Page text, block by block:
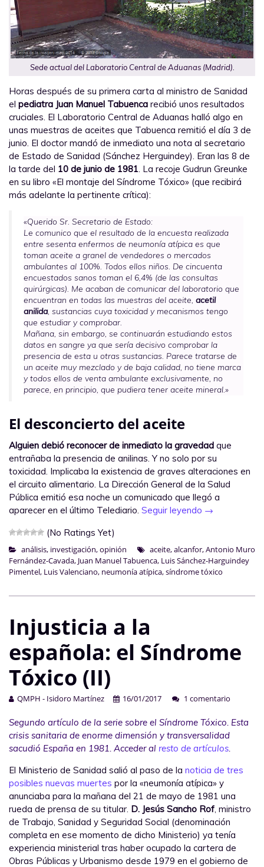
Sede actual del Laboratorio Central de Aduanas (Madrid).
Horas después de su primera carta al ministro de Sanidad
el pediatra Juan Manuel Tabuenca recibió unos resultados
cruciales. El Laboratorio Central de Aduanas halló algo en
unas muestras de aceites que Tabuenca remitió el día 3 de
junio. El doctor mandó de inmediato una nota al secretario
de Estado de Sanidad (Sánchez Herguindey). Eran las 8 de
la tarde del 10 de junio de 1981 . La recoje Gudrun Greunke
en su libro «El montaje del Síndrome Tóxico» (que recibirá
más adelante la pertinente crítica):
«Querido Sr. Secretario de Estado:
Le comunico que el resultado de la encuesta realizada
entre sesenta enfermos de neumonía atípica es que
toman aceite a granel de vendedores o mercados
ambulantes al 100%. Todos ellos niños. De cincuenta
encuestados sanos toman el 6,4% (de las consultas
quirúrgicas). Me acaban de comunicar del laboratorio que
encuentran en todas las muestras del aceite, acetil
anilida, sustancias cuya toxicidad y mecanismos tengo
que estudiar y comprobar.
Mañana, sin embargo, se continuarán estudiando estos
datos en sangre ya que sería decisivo comprobar la
presencia de esta u otras sustancias. Parece tratarse de
un aceite muy mezclado y de baja calidad, no tiene marca
y todos ellos de venta ambulante exclusivamente, no
parece, en principio, que pudiera tener aceite mineral.»
El desconcierto del aceite
Alguien debió reconocer de inmediato la gravedad que
entrañaba la presencia de anilinas. Y no solo por su
toxicidad. Implicaba la existencia de graves alteraciones en
el circuito alimentario. La Dirección General de la Salud
Pública emitió esa noche un comunicado que llegó a
aparecer en el último Telediario. Seguir leyendo →
(No Ratings Yet)
análisis, investigación,opinión aceite,alcanfor,Antonio Muro
Fernández-Cavada, Juan Manuel Tabuenca, Luis Sánchez-Harguindey
Pimentel, Luis Valenciano, neumonía atípica,síndrome tóxico
Injusticia a la
española: el Síndrome
Tóxico (II)
QMPH - Isidoro Martínez 16/01/2017 1 comentario
Segundo artículo de la serie sobre el Síndrome Tóxico. Esta
crisis sanitaria de enorme dimensión y transversalidad
sacudió España en 1981. Acceder al resto de artículos
El Ministerio de Sanidad salió al paso de la noticia de tres
posibles nuevas muertes por la «neumonía atípica» y
anunciaba para la mañana del 21 de mayo de 1981 una
rueda de prensa de su titular. D. Jesús Sancho Rof , ministro
de Trabajo, Sanidad y Seguridad Social (denominación
completa en ese momento de dicho Ministerio) ya tenía
experiencia ministerial tras haber ocupado la cartera de
Obras Públicas y Urbanismo desde 1979 en el gobierno de